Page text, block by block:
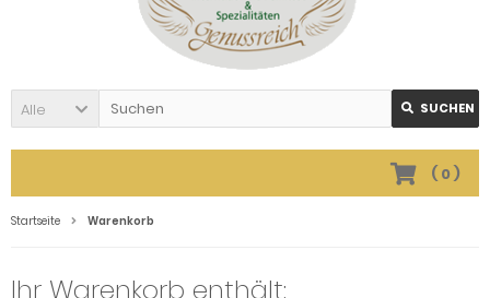
Alle SUCHEN
( 0)
Startseite Warenkorb
Ihr Warenkorb enthält: